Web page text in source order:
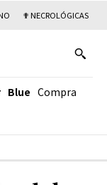
✟ NECROLÓGICAS
Blue Compra